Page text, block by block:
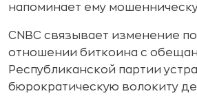
напоминает ему
CNBC связывает изменение
отношении биткоина с
Республиканской партии
бюрократическую волокиту